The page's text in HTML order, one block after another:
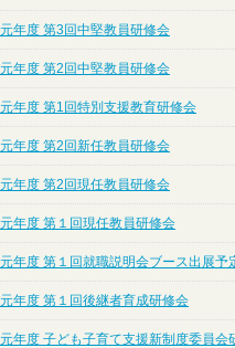
年度 第3回中堅教員研修会
年度 第2回中堅教員研修会
年度 第1回特別支援教育研修会
年度 第2回新任教員研修会
年度 第2回現任教員研修会
年度 第１回現任教員研修会
年度 第１回就職説明会ブース出展予
年度 第１回後継者育成研修会
年度 子ども子育て支援新制度委員会